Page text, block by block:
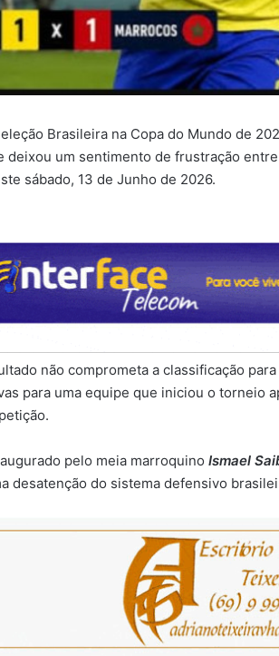
Brasileira na Copa do Mundo de
deixou um sentimento de frustração
sábado, 13 de Junho de 2026.
não comprometa a classificação
para uma equipe que iniciou o torneio
pelo meia marroquino Ismael
desatenção do sistema defensivo